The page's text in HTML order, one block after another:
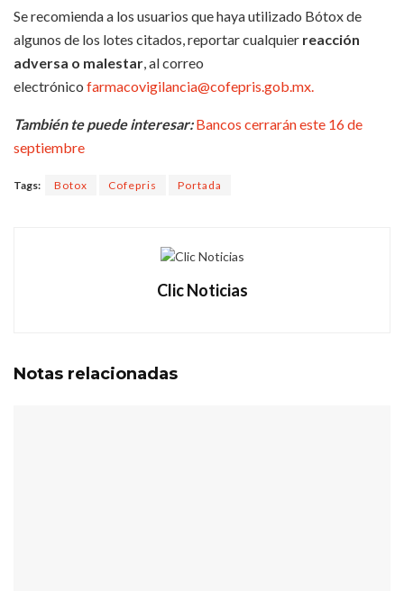
Se recomienda a los usuarios que haya utilizado Bótox de
algunos de los lotes citados, reportar cualquier reacción
adversa o malestar , al correo
electrónico farmacovigilancia@cofepris.gob.mx.
También te puede interesar: Bancos cerrarán este 16 de
septiembre
Tags: Botox Cofepris Portada
Clic Noticias
Notas relacionadas